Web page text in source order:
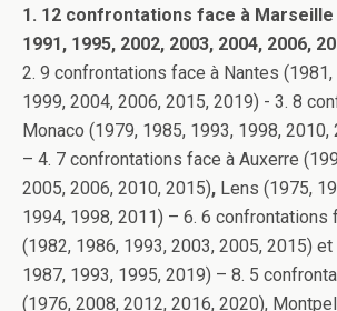
1. 12 confrontations face à Marseille
1991, 1995, 2002, 2003, 2004, 2006,
2. 9 confrontations face à Nantes
1999, 2004, 2006, 2015, 2019) - 3. 8
Monaco (1979, 1985, 1993, 1998, 2010,
– 4. 7 confrontations face à Auxerre
2005, 2006, 2010, 2015), Lens (1975,
1994, 1998, 2011) – 6. 6 confrontations
(1982, 1986, 1993, 2003, 2005, 2015)
1987, 1993, 1995, 2019) – 8. 5
(1976, 2008, 2012, 2016, 2020),